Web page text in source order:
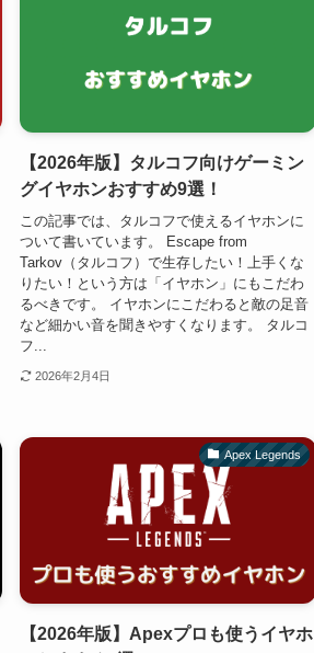
【2026年版】タルコフ向けゲーミン
グイヤホンおすすめ9選！
この記事では、タルコフで使えるイヤホンに
ついて書いています。 Escape from
Tarkov（タルコフ）で生存したい！上手くな
りたい！という方は「イヤホン」にもこだわ
るべきです。 イヤホンにこだわると敵の足音
など細かい音を聞きやすくなります。 タルコ
フ...
2026年2月4日
Apex Legends
【2026年版】Apexプロも使うイヤホ